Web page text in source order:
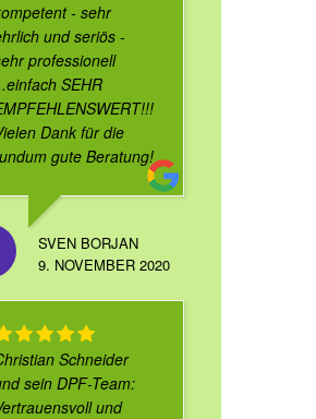
- sehr
und seriös -
professionell
SEHR
Dank für die
gute Beratung!
SVEN BORJAN
9. NOVEMBER 2020
Schneider
sein DPF-Team:
und